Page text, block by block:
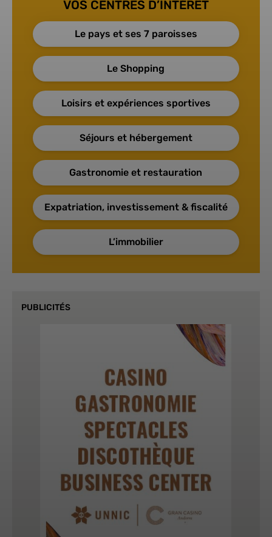
VOS CENTRES D’INTÉRÊT
Le pays et ses 7 paroisses
Le Shopping
Loisirs et expériences sportives
Séjours et hébergement
Gastronomie et restauration
Expatriation, investissement & fiscalité
L’immobilier
PUBLICITÉS